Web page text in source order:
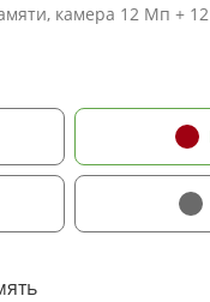
камера 12 Мп +